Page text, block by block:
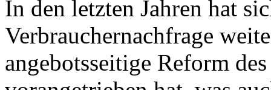
In den letzten Jahren hat
Verbrauchernachfrage
angebotsseitige Reform